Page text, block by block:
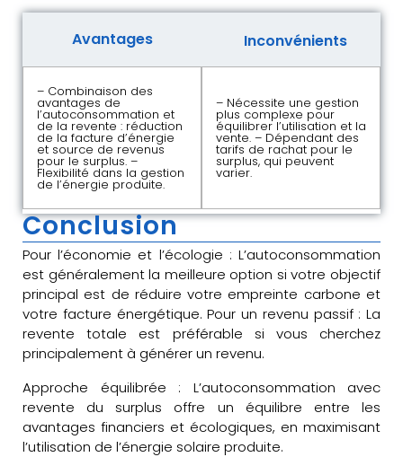
Avantages Inconvénients
– Combinaison des
avantages de
l’autoconsommation et
de la revente : réduction
de la facture d’énergie
et source de revenus
pour le surplus. –
Flexibilité dans la gestion
de l’énergie produite.
– Nécessite une gestion
plus complexe pour
équilibrer l’utilisation et la
vente. – Dépendant des
tarifs de rachat pour le
surplus, qui peuvent
varier.
Conclusion
Pour l’économie et l’écologie : L’autoconsommation
est généralement la meilleure option si votre objectif
principal est de réduire votre empreinte carbone et
votre facture énergétique. Pour un revenu passif : La
revente totale est préférable si vous cherchez
principalement à générer un revenu.
Approche équilibrée : L’autoconsommation avec
revente du surplus offre un équilibre entre les
avantages financiers et écologiques, en maximisant
l’utilisation de l’énergie solaire produite.